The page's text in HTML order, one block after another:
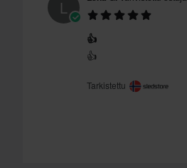
L
👍
👍
Tarkistettu